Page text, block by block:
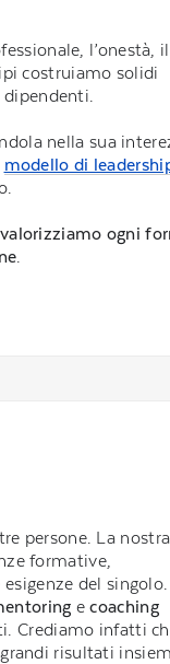
l’onestà, il
costruiamo solidi
nella sua
modello di
ogni
persone. La nostra
formative,
del
ecoaching
Crediamo infatti
risultati